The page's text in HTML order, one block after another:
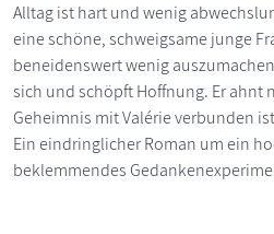
Alltag ist hart und wenig
eine schöne, schweigsame junge
beneidenswert wenig
sich und schöpft Hoffnung. Er ahnt
Geheimnis mit Valérie verbunden
Ein eindringlicher Roman um ein
beklemmendes